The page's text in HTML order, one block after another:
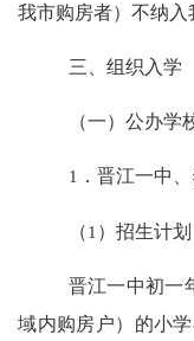
我市购房者）不纳入
三、组织入学
（一）公办学
1 ．晋江一中
（1 ）招生计划
晋江一中初一
域内购房户）的小